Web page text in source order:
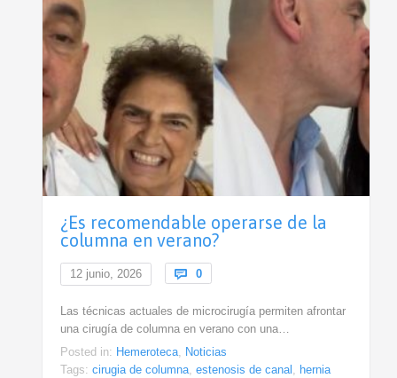
¿Es recomendable operarse de la
columna en verano?
12 junio, 2026  0Comments
Las técnicas actuales de microcirugía permiten afrontar
una cirugía de columna en verano con una…
Posted in: Hemeroteca, Noticias
Tags: cirugia de columna, estenosis de canal , hernia